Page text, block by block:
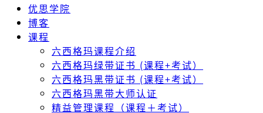
优思学院
博客
课程
六西格玛课程介绍
六西格玛绿带证书 (课程+考试）
六西格玛黑带证书 (课程+考试）
六西格玛黑带大师认证
精益管理课程（课程＋考试）